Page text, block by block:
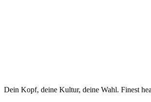
Dein Kopf, deine Kultur, deine Wahl. Finest